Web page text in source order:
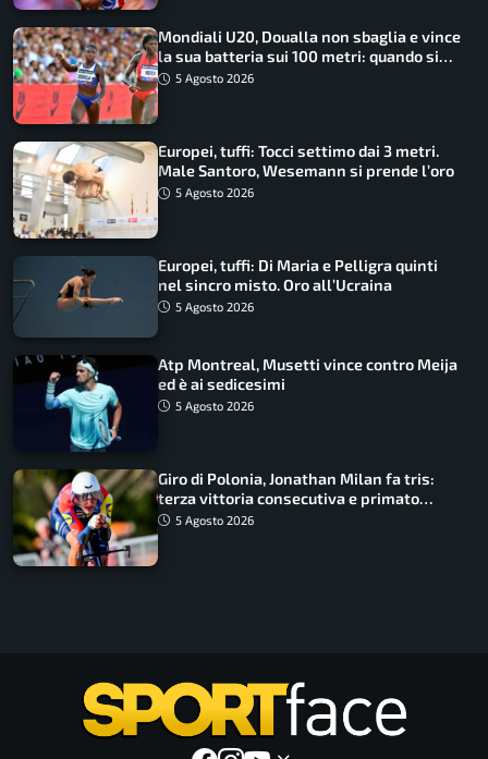
Mondiali U20, Doualla non sbaglia e vince
la sua batteria sui 100 metri: quando si
disputano le finali
5 Agosto 2026
Europei, tuffi: Tocci settimo dai 3 metri.
Male Santoro, Wesemann si prende l’oro
5 Agosto 2026
Europei, tuffi: Di Maria e Pelligra quinti
nel sincro misto. Oro all’Ucraina
5 Agosto 2026
Atp Montreal, Musetti vince contro Meija
ed è ai sedicesimi
5 Agosto 2026
Giro di Polonia, Jonathan Milan fa tris:
terza vittoria consecutiva e primato
rafforzato
5 Agosto 2026